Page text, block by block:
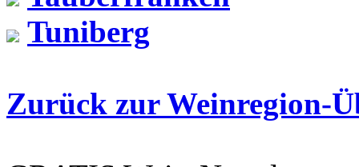
Tuniberg
Zurück zur Weinregion-